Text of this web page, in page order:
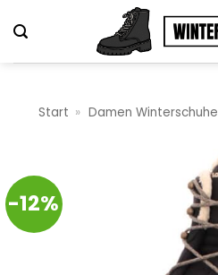
Inhalt
springen
Start » Damen Winterschuhe
-12%